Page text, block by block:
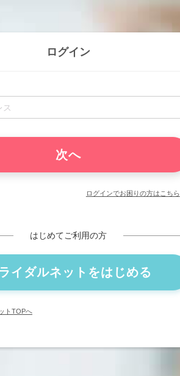
ログイン
ログインでお困りの方はこちら
はじめてご利用の方
イダルネットをはじめる
トTOPへ